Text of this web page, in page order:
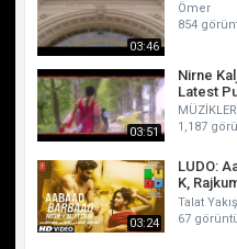
03:46
Ömer
854
03:51
Nirne
Latest
MÜZİKLER
1,187
03:24
LUDO:
K,
Talat
67